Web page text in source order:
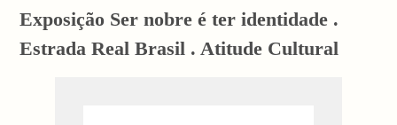
Exposição Ser nobre é ter identidade .
Estrada Real Brasil . Atitude Cultural